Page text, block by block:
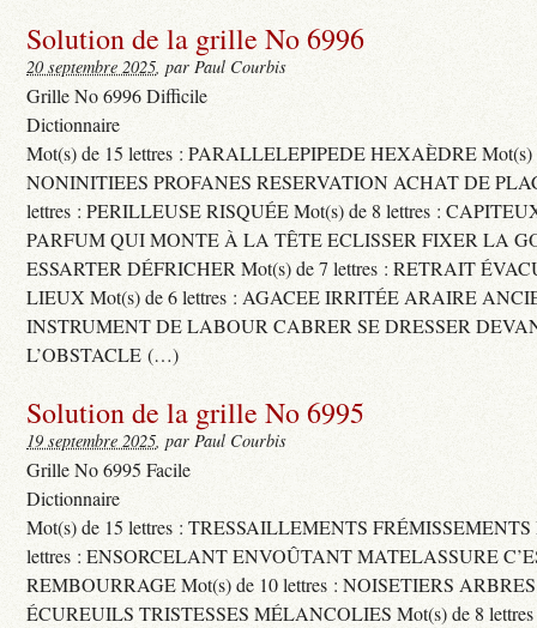
Solution de la grille No 6996
20 septembre 2025, par Paul Courbis
Grille No 6996 Difficile
Dictionnaire
Mot(s) de 15 lettres : PARALLELEPIPEDE HEXAÈDRE Mot(s)
NONINITIEES PROFANES RESERVATION ACHAT DE
lettres : PERILLEUSE RISQUÉE Mot(s) de 8 lettres :
PARFUM QUI MONTE À LA TÊTE ECLISSER FIXER LA
ESSARTER DÉFRICHER Mot(s) de 7 lettres : RETRAIT
LIEUX Mot(s) de 6 lettres : AGACEE IRRITÉE ARAIRE
INSTRUMENT DE LABOUR CABRER SE DRESSER
L’OBSTACLE (…)
Solution de la grille No 6995
19 septembre 2025, par Paul Courbis
Grille No 6995 Facile
Dictionnaire
Mot(s) de 15 lettres : TRESSAILLEMENTS FRÉMISSEMENTS
lettres : ENSORCELANT ENVOÛTANT MATELASSURE
REMBOURRAGE Mot(s) de 10 lettres : NOISETIERS
ÉCUREUILS TRISTESSES MÉLANCOLIES Mot(s) de 8